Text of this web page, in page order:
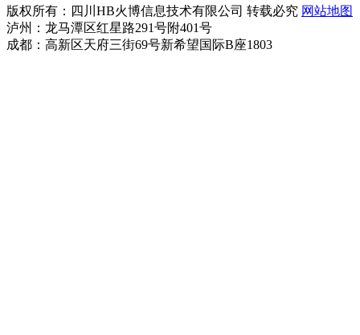
版权所有：四川HB火博信息技术有限公司 转载必究 网站地图
泸州：龙马潭区红星路291号附401号
成都：高新区天府三街69号新希望国际B座1803